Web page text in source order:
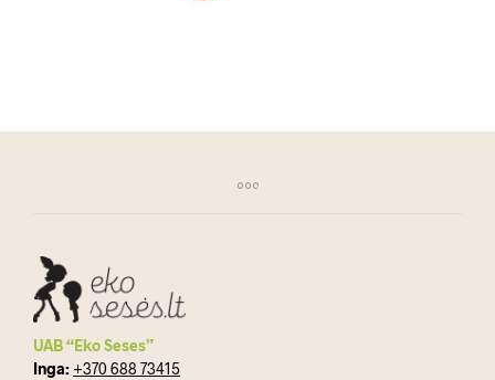
UAB “Eko Seses”
Inga: +370 688 73415